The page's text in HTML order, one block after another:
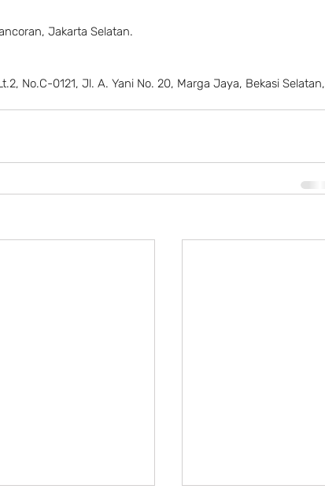
Jakarta Selatan.
No.C-0121, Jl. A. Yani No. 20, Marga Jaya, Bekasi Selatan,